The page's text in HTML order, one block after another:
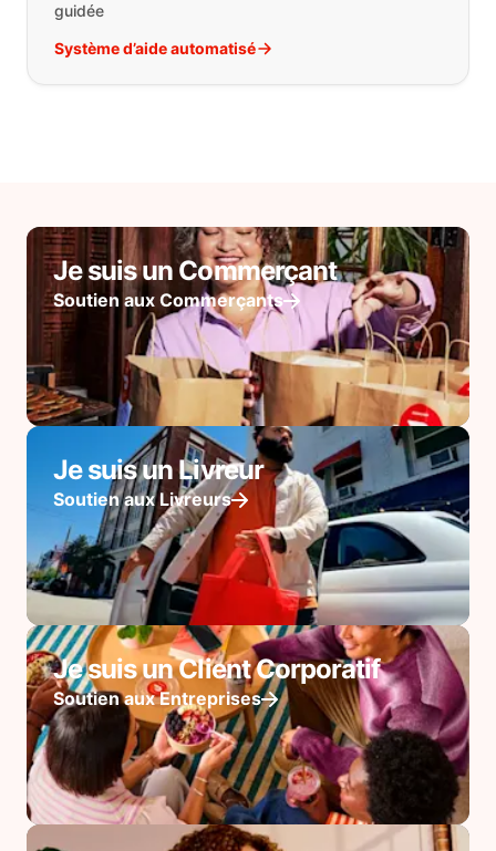
guidée
Système d’aide automatisé
Je suis un Commerçant
Soutien aux Commerçants
Je suis un Livreur
Soutien aux Livreurs
Je suis un Client Corporatif
Soutien aux Entreprises